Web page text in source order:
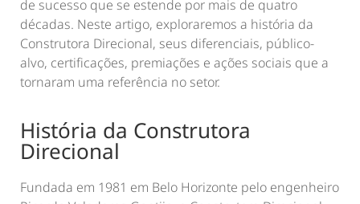
de sucesso que se estende por mais de quatro
décadas. Neste artigo, exploraremos a história da
Construtora Direcional, seus diferenciais, público-
alvo, certificações, premiações e ações sociais que a
tornaram uma referência no setor.
História da Construtora
Direcional
Fundada em 1981 em Belo Horizonte pelo engenheiro